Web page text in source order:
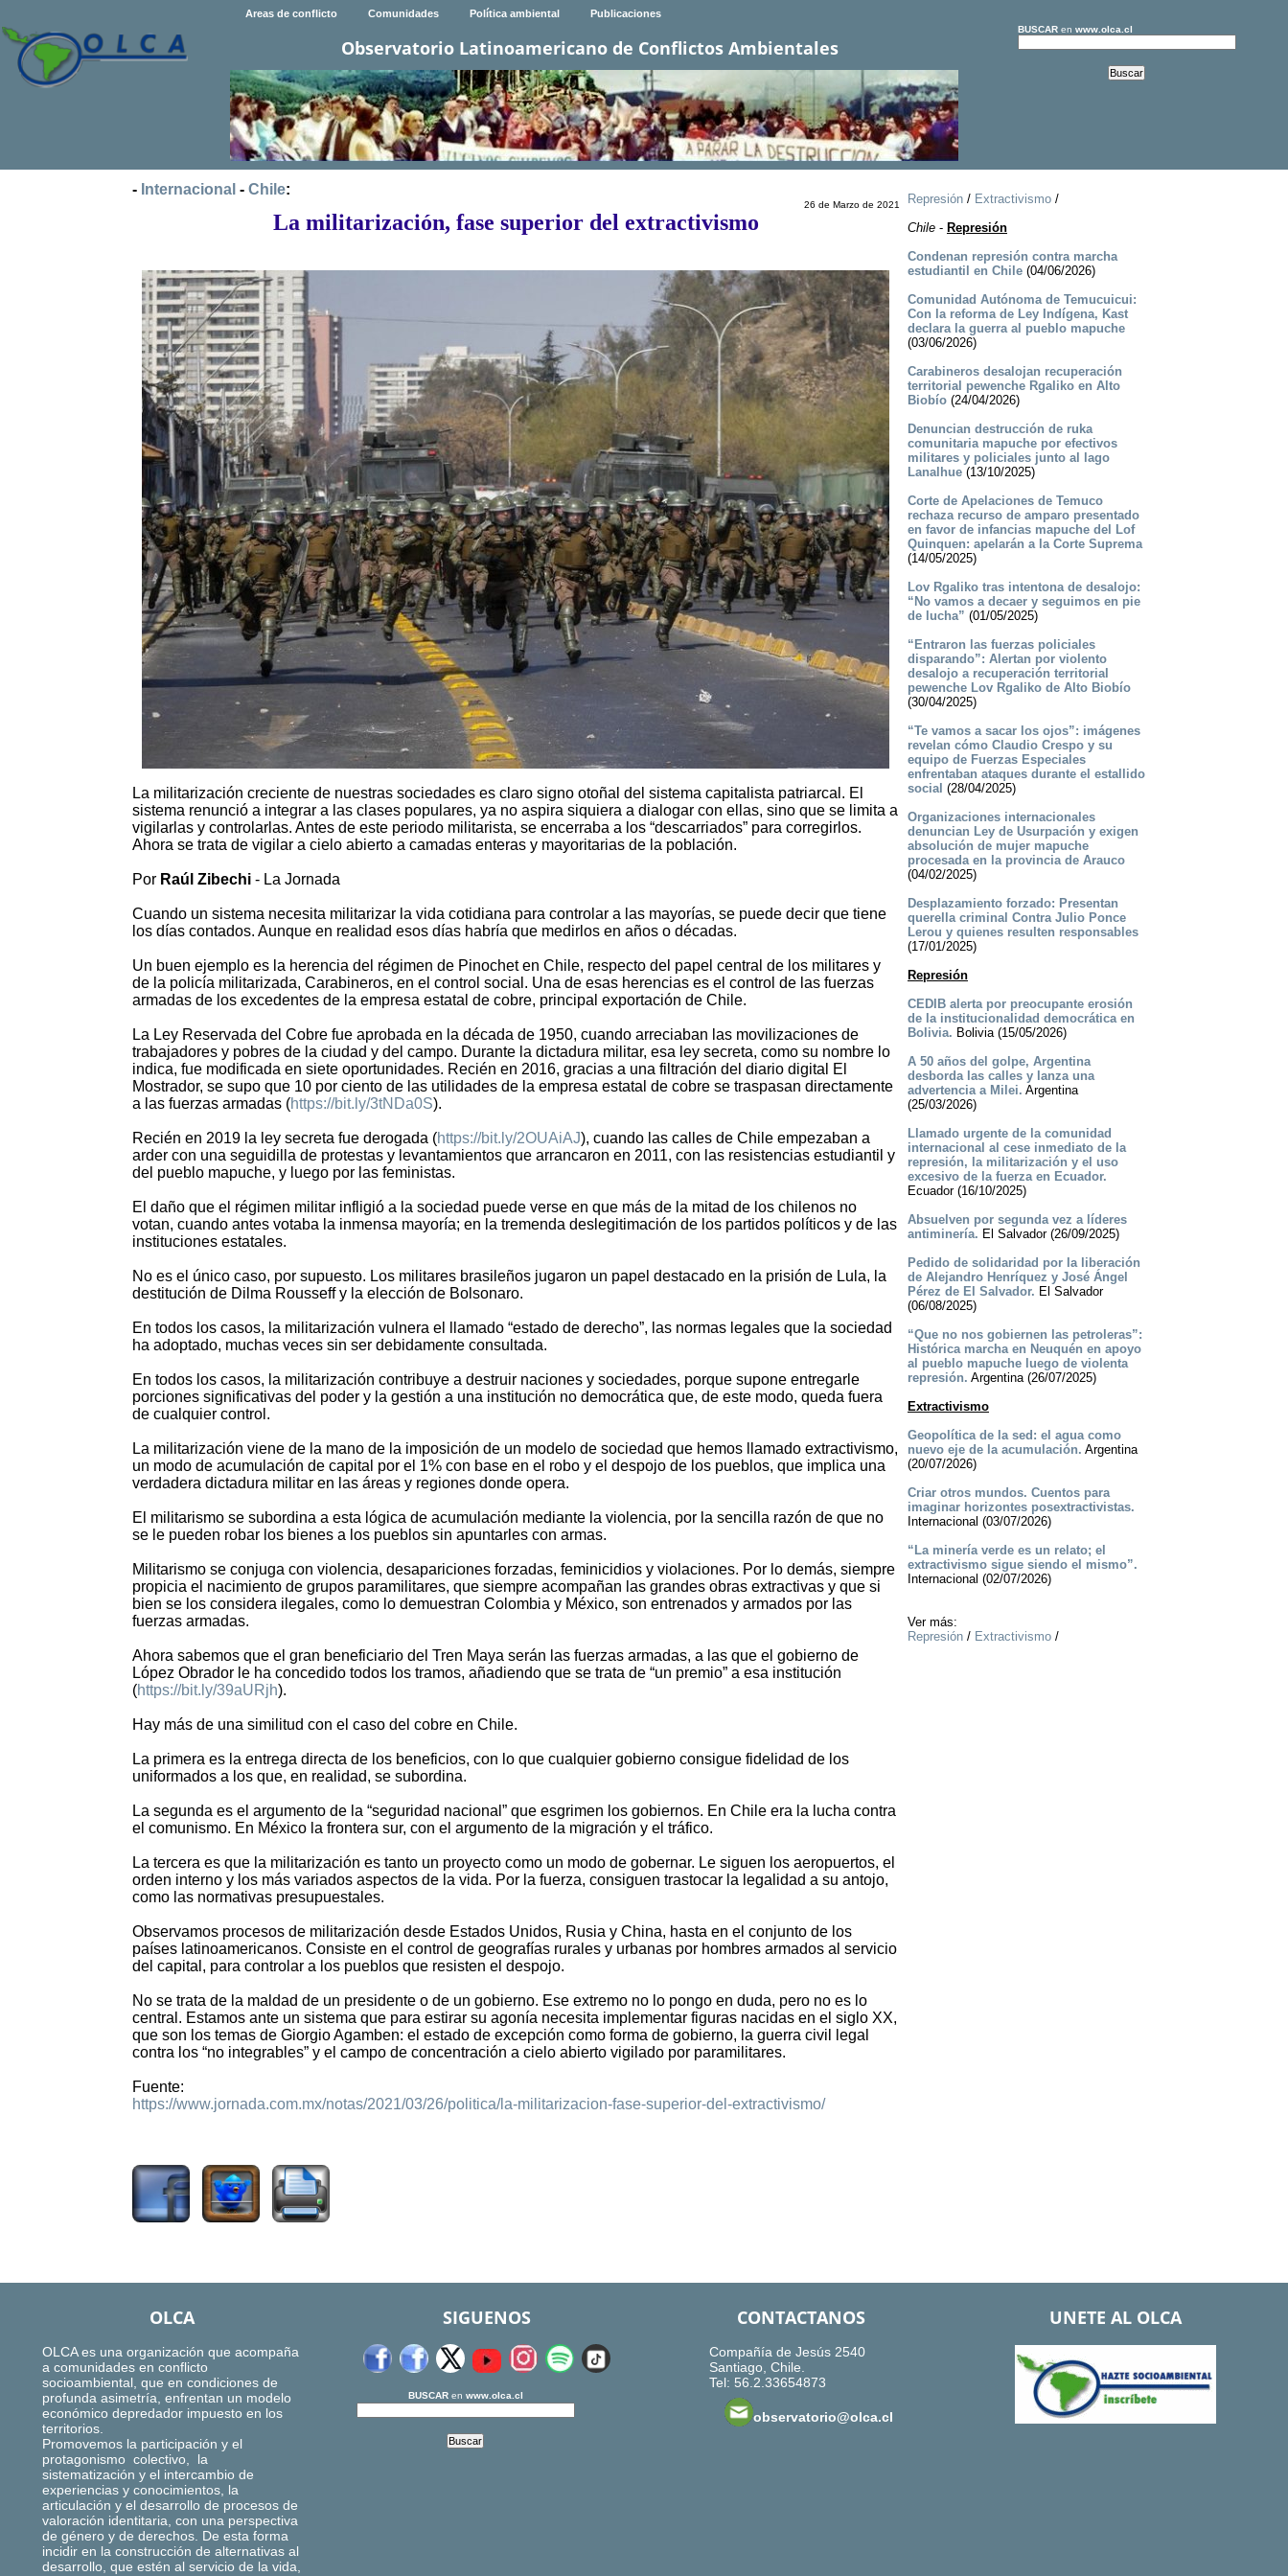
Areas de conflicto Comunidades Política ambiental Publicaciones
Observatorio Latinoamericano de Conflictos Ambientales
BUSCARen www.olca.cl
- Internacional - Chile:
26 de Marzo de 2021
La militarización, fase superior del extractivismo
La militarización creciente de nuestras sociedades es claro signo otoñal del sistema capitalista patriarcal. El
sistema renunció a integrar a las clases populares, ya no aspira siquiera a dialogar con ellas, sino que se limita a
vigilarlas y controlarlas. Antes de este periodo militarista, se encerraba a los “descarriados” para corregirlos.
Ahora se trata de vigilar a cielo abierto a camadas enteras y mayoritarias de la ­población.
Por Raúl Zibechi - La Jornada
Cuando un sistema necesita militarizar la vida cotidiana para controlar a las mayorías, se puede decir que tiene
los días contados. Aunque en realidad esos días habría que medirlos en años o décadas.
Un buen ejemplo es la herencia del régimen de Pinochet en Chile, respecto del papel central de los militares y
de la policía militarizada, Carabineros, en el control social. Una de esas herencias es el control de las fuerzas
armadas de los excedentes de la empresa estatal de cobre, principal exportación de Chile.
La Ley Reservada del Cobre fue aprobada en la década de 1950, cuando arreciaban las movilizaciones de
trabajadores y pobres de la ciudad y del campo. Durante la dictadura militar, esa ley secreta, como su nombre lo
indica, fue modificada en siete oportunidades. Recién en 2016, gracias a una filtración del diario digital El
Mostrador, se supo que 10 por ciento de las utilidades de la empresa estatal de cobre se traspasan directamente
a las fuerzas armadas (https://bit.ly/3tNDa0S).
Recién en 2019 la ley secreta fue derogada (https://bit.ly/2OUAiAJ), cuando las calles de Chile empezaban a
arder con una seguidilla de protestas y levantamientos que arrancaron en 2011, con las resistencias estudiantil y
del pueblo mapuche, y luego por las feministas.
El daño que el régimen militar infligió a la sociedad puede verse en que más de la mitad de los chilenos no
votan, cuando antes votaba la inmensa mayoría; en la tremenda deslegitimación de los partidos políticos y de las
instituciones estatales.
No es el único caso, por supuesto. Los militares brasileños jugaron un papel destacado en la prisión de Lula, la
destitución de Dilma Rousseff y la elección de Bolsonaro.
En todos los casos, la militarización vulnera el llamado “estado de derecho”, las normas legales que la sociedad
ha adoptado, muchas veces sin ser debidamente consultada.
En todos los casos, la militarización contribuye a destruir naciones y sociedades, porque supone entregarle
porciones significativas del poder y la gestión a una institución no democrática que, de este modo, queda fuera
de cualquier control.
La militarización viene de la mano de la imposición de un modelo de sociedad que hemos llamado extractivismo,
un modo de acumulación de capital por el 1% con base en el robo y el despojo de los pueblos, que implica una
verdadera dictadura militar en las áreas y regiones donde opera.
El militarismo se subordina a esta lógica de acumulación mediante la violencia, por la sencilla razón de que no
se le pueden robar los bienes a los pueblos sin apuntarles con armas.
Militarismo se conjuga con violencia, desapariciones forzadas, feminicidios y violaciones. Por lo demás, siempre
propicia el nacimiento de grupos paramilitares, que siempre acompañan las grandes obras extractivas y que si
bien se los considera ilegales, como lo demuestran Colombia y México, son entrenados y armados por las
fuerzas armadas.
Ahora sabemos que el gran beneficiario del Tren Maya serán las fuerzas armadas, a las que el gobierno de
López Obrador le ha concedido todos los tramos, añadiendo que se trata de “un premio” a esa institución
(https://bit.ly/39aURjh).
Hay más de una similitud con el caso del cobre en Chile.
La primera es la entrega directa de los beneficios, con lo que cualquier gobierno consigue fidelidad de los
uniformados a los que, en realidad, se subordina.
La segunda es el argumento de la “seguridad nacional” que esgrimen los gobiernos. En Chile era la lucha contra
el comunismo. En México la frontera sur, con el argumento de la migración y el tráfico.
La tercera es que la militarización es tanto un proyecto como un modo de gobernar. Le siguen los aeropuertos, el
orden interno y los más variados aspectos de la vida. Por la fuerza, consiguen trastocar la legalidad a su antojo,
como las normativas presupuestales.
Observamos procesos de militarización desde Estados Unidos, Rusia y China, hasta en el conjunto de los
países latinoamericanos. Consiste en el control de geografías rurales y urbanas por hombres armados al servicio
del capital, para controlar a los pueblos que resisten el despojo.
No se trata de la maldad de un presidente o de un gobierno. Ese extremo no lo pongo en duda, pero no es lo
central. Estamos ante un sistema que para estirar su agonía necesita implementar figuras nacidas en el siglo XX,
que son los temas de Giorgio Agamben: el estado de excepción como forma de gobierno, la guerra civil legal
contra los “no integrables” y el campo de concentración a cielo abierto vigilado por paramilitares.
Fuente:
https://www.jornada.com.mx/notas/2021/03/26/politica/la-militarizacion-fase-superior-del-extractivismo/
Represión/ Extractivismo/
Chile- Represión
Condenan represión contra marcha
estudiantil en Chile(04/06/2026)
Comunidad Autónoma de Temucuicui:
Con la reforma de Ley Indígena, Kast
declara la guerra al pueblo mapuche
(03/06/2026)
Carabineros desalojan recuperación
territorial pewenche Rgaliko en Alto
Biobío(24/04/2026)
Denuncian destrucción de ruka
comunitaria mapuche por efectivos
militares y policiales junto al lago
Lanalhue(13/10/2025)
Corte de Apelaciones de Temuco
rechaza recurso de amparo presentado
en favor de infancias mapuche del Lof
Quinquen: apelarán a la Corte Suprema
(14/05/2025)
Lov Rgaliko tras intentona de desalojo:
“No vamos a decaer y seguimos en pie
de lucha” (01/05/2025)
“Entraron las fuerzas policiales
disparando”: Alertan por violento
desalojo a recuperación territorial
pewenche Lov Rgaliko de Alto Biobío
(30/04/2025)
“Te vamos a sacar los ojos”: imágenes
revelan cómo Claudio Crespo y su
equipo de Fuerzas Especiales
enfrentaban ataques durante el estallido
social (28/04/2025)
Organizaciones internacionales
denuncian Ley de Usurpación y exigen
absolución de mujer mapuche
procesada en la provincia de Arauco
(04/02/2025)
Desplazamiento forzado: Presentan
querella criminal Contra Julio Ponce
Lerou y quienes resulten responsables
(17/01/2025)
Represión
CEDIB alerta por preocupante erosión
de la institucionalidad democrática en
Bolivia. Bolivia (15/05/2026)
A 50 años del golpe, Argentina
desborda las calles y lanza una
advertencia a Milei. Argentina
(25/03/2026)
Llamado urgente de la comunidad
internacional al cese inmediato de la
represión, la militarización y el uso
excesivo de la fuerza en Ecuador.
Ecuador (16/10/2025)
Absuelven por segunda vez a líderes
antiminería. El Salvador (26/09/2025)
Pedido de solidaridad por la liberación
de Alejandro Henríquez y José Ángel
Pérez de El Salvador. El Salvador
(06/08/2025)
“Que no nos gobiernen las petroleras”:
Histórica marcha en Neuquén en apoyo
al pueblo mapuche luego de violenta
represión. Argentina (26/07/2025)
Extractivismo
Geopolítica de la sed: el agua como
nuevo eje de la acumulación. Argentina
(20/07/2026)
Criar otros mundos. Cuentos para
imaginar horizontes posextractivistas.
Internacional (03/07/2026)
“La minería verde es un relato; el
extractivismo sigue siendo el mismo”.
Internacional (02/07/2026)
Ver más:
Represión/ Extractivismo/
OLCA
OLCA es una organización que acompaña
a comunidades en conflicto
socioambiental, que en condiciones de
profunda asimetría, enfrentan un modelo
económico depredador impuesto en los
territorios.
Promovemos la participación y el
protagonismo colectivo, la
sistematización y el intercambio de
experiencias y conocimientos, la
articulación y el desarrollo de procesos de
valoración identitaria, con una perspectiva
de género y de derechos. De esta forma
incidir en la construcción de alternativas al
desarrollo, que estén al servicio de la vida,
SIGUENOS
BUSCARen www.olca.cl
CONTACTANOS
Compañía de Jesús 2540
Santiago, Chile.
Tel: 56.2.33654873
observatorio@olca.cl
UNETE AL OLCA